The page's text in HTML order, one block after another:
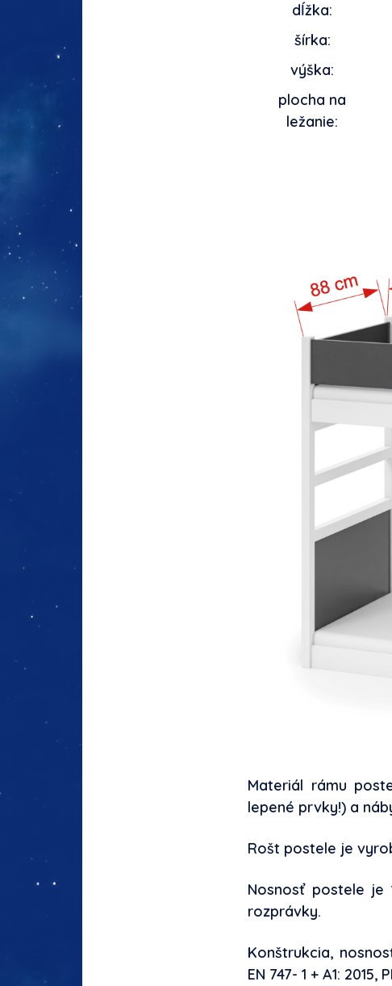
dĺžka:
šírka:
výška:
plocha na
ležanie:
Materiál rámu
lepené prvky!) a
Rošt postele je
Nosnosť postele je
rozprávky.
Konštrukcia,
EN 747- 1 + A1: 2015,